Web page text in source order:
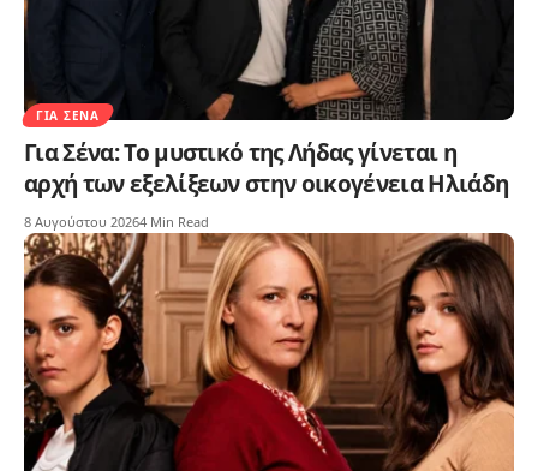
ΓΙΑ ΣΈΝΑ
Για Σένα: Το μυστικό της Λήδας γίνεται η
αρχή των εξελίξεων στην οικογένεια Ηλιάδη
8 Αυγούστου 20264 Min Read